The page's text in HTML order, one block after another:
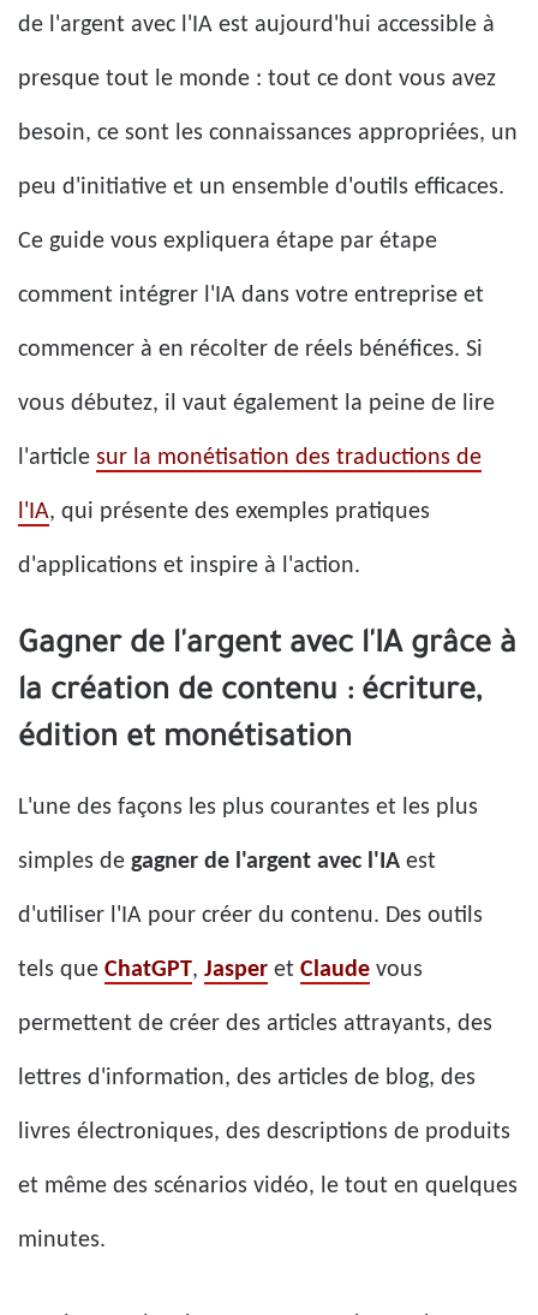
de l'argent avec l'IA est aujourd'hui accessible à
presque tout le monde : tout ce dont vous avez
besoin, ce sont les connaissances appropriées, un
peu d'initiative et un ensemble d'outils efficaces.
Ce guide vous expliquera étape par étape
comment intégrer l'IA dans votre entreprise et
commencer à en récolter de réels bénéfices. Si
vous débutez, il vaut également la peine de lire
l'article sur la monétisation des traductions de
l'IA, qui présente des exemples pratiques
d'applications et inspire à l'action.
Gagner de l'argent avec l'IA grâce à
la création de contenu : écriture,
édition et monétisation
L'une des façons les plus courantes et les plus
simples de gagner de l'argent avec l'IA est
d'utiliser l'IA pour créer du contenu. Des outils
tels que ChatGPT, Jasper et Claude vous
permettent de créer des articles attrayants, des
lettres d'information, des articles de blog, des
livres électroniques, des descriptions de produits
et même des scénarios vidéo, le tout en quelques
minutes.